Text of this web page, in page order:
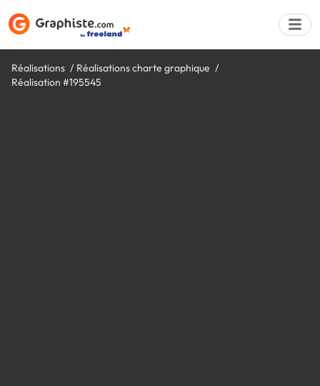
Réalisations
Réalisations charte graphique
Réalisation #195545